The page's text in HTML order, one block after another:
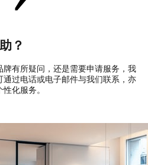
？
有所疑问，还是需要申请服务，我
过电话或电子邮件与我们联系，亦
化服务。